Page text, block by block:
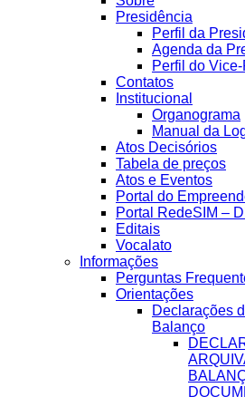
Presidência
Perfil da
Agenda da
Perfil do
Contatos
Institucional
Organograma
Manual da
Atos Decisórios
Tabela de preços
Atos e Eventos
Portal do
Portal RedeSIM –
Editais
Vocalato
Informações
Perguntas
Orientações
Declarações
Balanço